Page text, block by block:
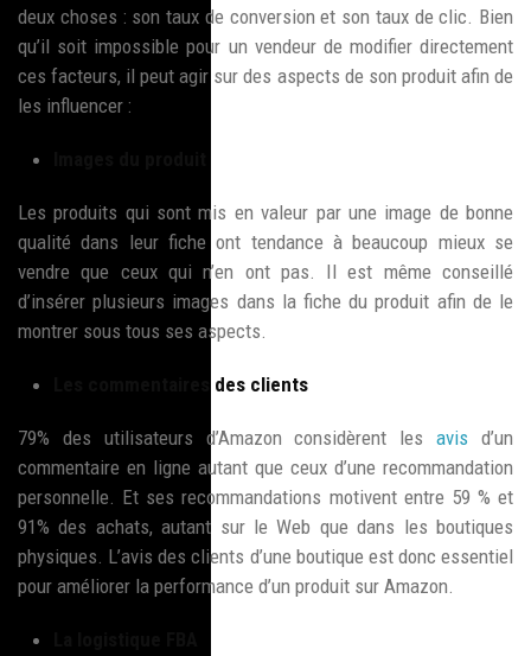
deux choses : son taux de conversion et son taux de clic. Bien
qu’il soit impossible pour un vendeur de modifier directement
ces facteurs, il peut agir sur des aspects de son produit afin de
les influencer :
Les produits qui sont mis en valeur par une image de bonne
qualité dans leur fiche ont tendance à beaucoup mieux se
vendre que ceux qui n’en ont pas. Il est même conseillé
d’insérer plusieurs images dans la fiche du produit afin de le
montrer sous tous ses aspects.
Les commentaires des clients
79% des utilisateurs d’Amazon considèrent lesavis d’un
commentaire en ligne autant que ceux d’une recommandation
personnelle. Et ses recommandations motivent entre 59 % et
91% des achats, autant sur le Web que dans les boutiques
physiques. L’avis des clients d’une boutique est donc essentiel
pour améliorer la performance d’un produit sur Amazon.